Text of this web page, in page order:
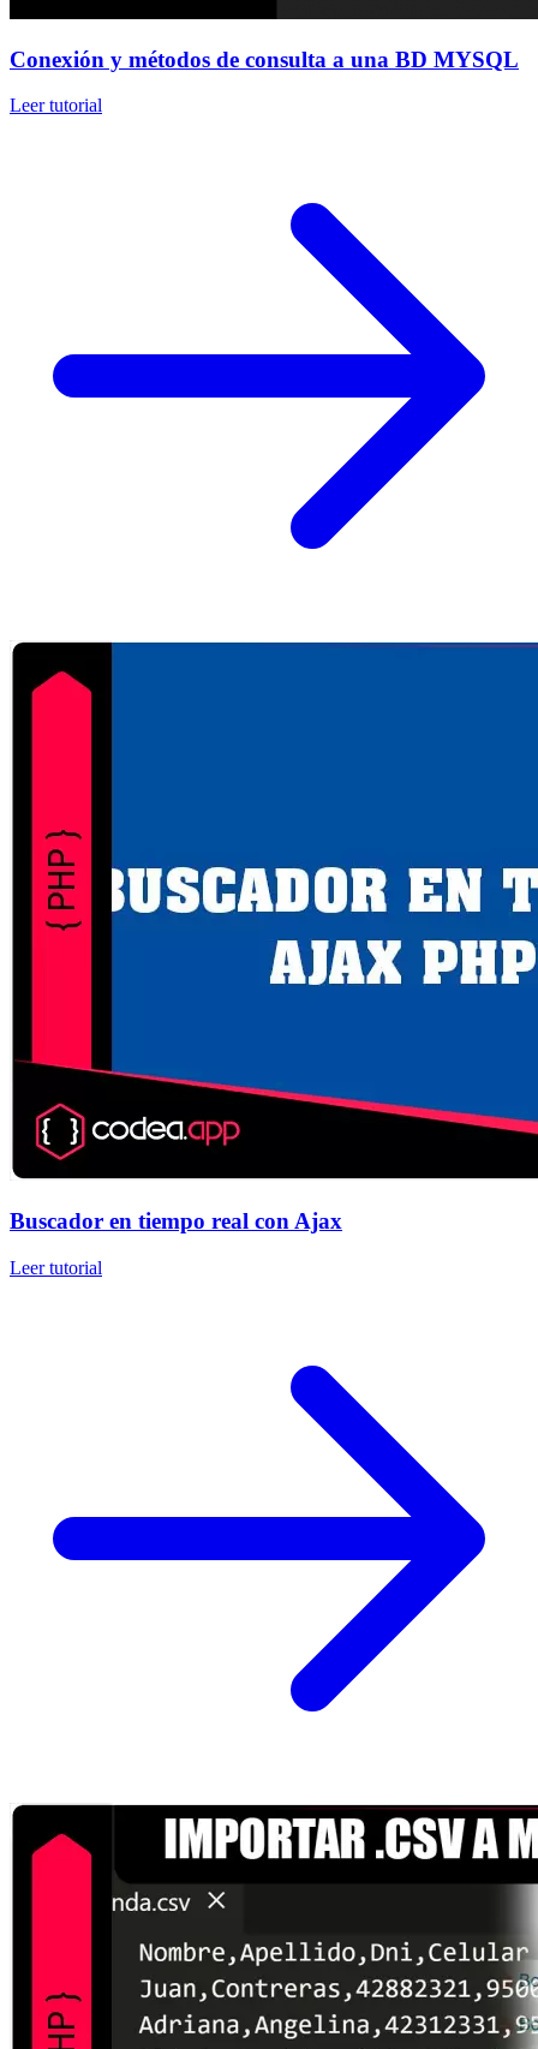
Conexión y métodos de consulta a una BD MYSQL
Leer tutorial
Buscador en tiempo real con Ajax
Leer tutorial